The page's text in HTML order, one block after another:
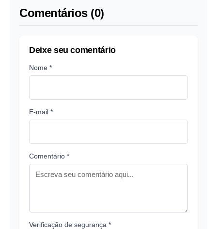
Comentários (0)
Deixe seu comentário
Nome *
E-mail *
Comentário *
Verificação de segurança *